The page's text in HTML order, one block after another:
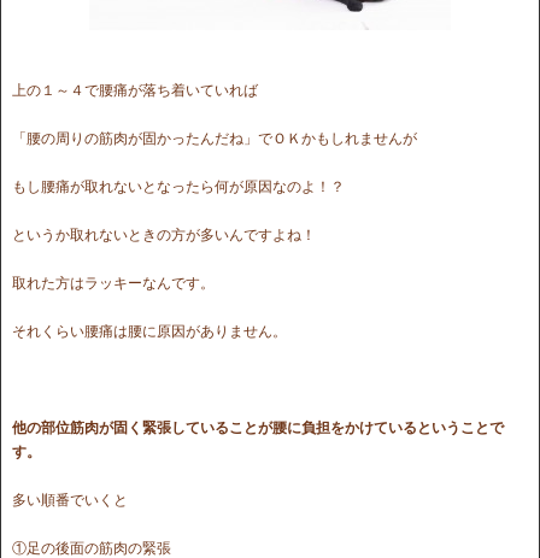
上の１～４で腰痛が落ち着いていれば
「腰の周りの筋肉が固かったんだね」でＯＫかもしれませんが
もし腰痛が取れないとなったら何が原因なのよ！？
というか取れないときの方が多いんですよね！
取れた方はラッキーなんです。
それくらい腰痛は腰に原因がありません。
他の部位筋肉が固く緊張していることが腰に負担をかけているということで
す。
多い順番でいくと
①足の後面の筋肉の緊張